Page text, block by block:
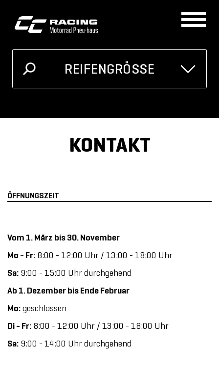
REIFENGRÖSSE
Suchen
KONTAKT
ÖFFNUNGSZEIT
Vom 1. März bis 30. November
Mo - Fr: 8:00 - 12:00 Uhr / 13:00 - 18:00 Uhr
Sa: 9:00 - 15:00 Uhr durchgehend
Ab 1. Dezember bis Ende Februar
Mo:geschlossen
Di - Fr: 8:00 - 12:00 Uhr / 13:00 - 18:00 Uhr
Sa: 9:00 - 14:00 Uhr durchgehend